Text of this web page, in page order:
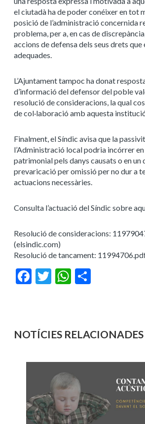
el ciutadà ha de poder conéixer en tot
posició de l’administració concernida
problema, per a, en cas de
accions de defensa dels seus drets que
adequades.
L’Ajuntament tampoc ha donat
d’informació del defensor del poble
resolució de consideracions, la qual
de col·laboració amb aquesta
Finalment, el Síndic avisa que la
l’Administració local podria incórrer
patrimonial pels danys causats o en un
prevaricació per omissió per no dur a
actuacions necessàries.
Consulta l’actuació del Síndic sobre
Resolució de consideracions:
(elsindic.com)
Resolució de tancament:
Facebook
Twitter WhatsApp
NOTÍCIES RELACIONADES